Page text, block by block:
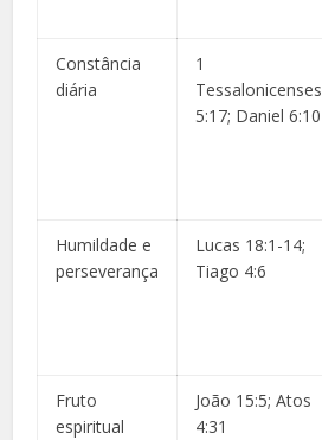
Constância
diária
1
Tessalonicenses
5:17; Daniel 6:10
Humildade e
perseverança
Lucas 18:1-14;
Tiago 4:6
Fruto
espiritual
João 15:5; Atos
4:31